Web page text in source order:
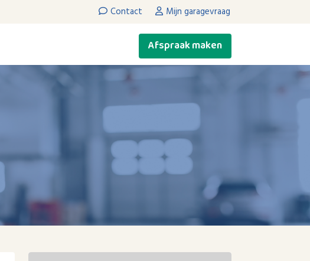
Contact Mijn garagevraag
Afspraak maken